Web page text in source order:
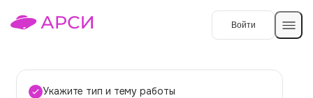
Войти
Укажите тип и тему работы